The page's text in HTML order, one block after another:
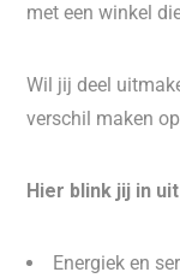
met een winkel
Wil jij deel
verschil maken
Hier blink jij in uit
Energiek en